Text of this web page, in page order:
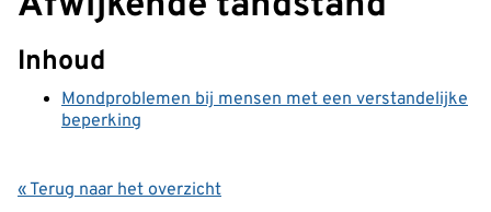
Inhoud
Mondproblemen bij mensen met een verstandelijke
beperking
« Terug naar het overzicht